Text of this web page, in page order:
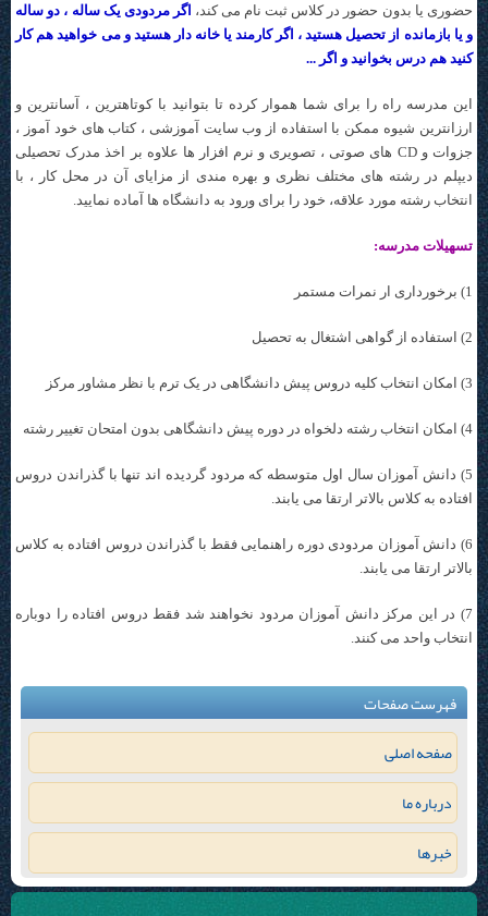
حضوری یا بدون حضور در کلاس ثبت نام می کند، اگر مردودی یک ساله ، دو ساله
و یا بازمانده از تحصیل هستید ، اگر کارمند یا خانه دار هستید و می خواهید هم کار
کنید هم درس بخوانید و اگر ...
این مدرسه راه را برای شما هموار کرده تا بتوانید با کوتاهترین ، آسانترین و
ارزانترین شیوه ممکن با استفاده از وب سایت آموزشی ، کتاب های خود آموز ،
جزوات و CD های صوتی ، تصویری و نرم افزار ها علاوه بر اخذ مدرک تحصیلی
دیپلم در رشته های مختلف نظری و بهره مندی از مزایای آن در محل کار ، با
انتخاب رشته مورد علاقه، خود را برای ورود به دانشگاه ها آماده نمایید.
تسهیلات مدرسه:
1) برخورداری ار نمرات مستمر
2) استفاده از گواهی اشتغال به تحصیل
3) امکان انتخاب کلیه دروس پیش دانشگاهی در یک ترم با نظر مشاور مرکز
4) امکان انتخاب رشته دلخواه در دوره پیش دانشگاهی بدون امتحان تغییر رشته
5) دانش آموزان سال اول متوسطه که مردود گردیده اند تنها با گذراندن دروس
افتاده به کلاس بالاتر ارتقا می یابند.
6) دانش آموزان مردودی دوره راهنمایی فقط با گذراندن دروس افتاده به کلاس
بالاتر ارتقا می یابند.
7) در این مرکز دانش آموزان مردود نخواهند شد فقط دروس افتاده را دوباره
انتخاب واحد می کنند.
فهرست صفحات
صفحه اصلی
درباره ما
خبرها